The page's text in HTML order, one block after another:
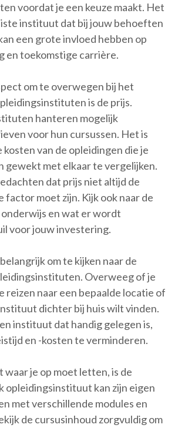
voordat je een keuze maakt. Het
instituut dat bij jouw behoeften
een grote invloed hebben op
en toekomstige carrière.
om te overwegen bij het
is de prijs.
hanteren mogelijk
voor hun cursussen. Het is
van de opleidingen die je
gewekt met elkaar te vergelijken.
dat prijs niet altijd de
factor moet zijn. Kijk ook naar de
en wat er wordt
voor jouw investering.
om te kijken naar de
Overweeg of je
reizen naar een bepaalde locatie of
dichter bij huis wilt vinden.
instituut dat handig gelegen is,
en -kosten te verminderen.
waar je op moet letten, is de
opleidingsinstituut kan zijn eigen
met verschillende modules en
de cursusinhoud zorgvuldig om